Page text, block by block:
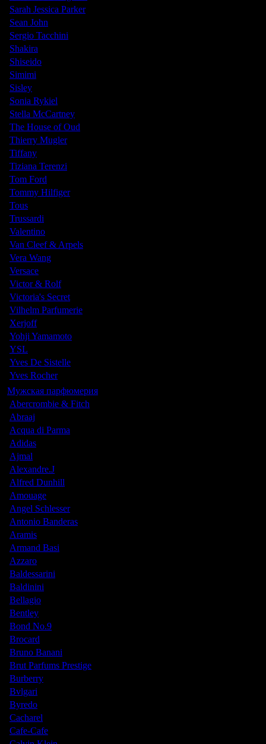
Sarah Jessica Parker
Sean John
Sergio Tacchini
Shakira
Shiseido
Simimi
Sisley
Sonia Rykiel
Stella McCartney
The House of Oud
Thierry Mugler
Tiffany
Tiziana Terenzi
Tom Ford
Tommy Hilfiger
Tous
Trussardi
Valentino
Van Cleef & Arpels
Vera Wang
Versace
Victor & Rolf
Victoria's Secret
Vilhelm Parfumerie
Xerjoff
Yohji Yamamoto
YSL
Yves De Sistelle
Yves Rocher
Мужская парфюмерия
Abercrombie & Fitch
Abraaj
Acqua di Parma
Adidas
Ajmal
Alexandre.J
Alfred Dunhill
Amouage
Angel Schlesser
Antonio Banderas
Aramis
Armand Basi
Azzaro
Baldessarini
Baldinini
Bellagio
Bentley
Bond No.9
Brocard
Bruno Banani
Brut Parfums Prestige
Burberry
Bvlgari
Byredo
Cacharel
Cafe-Cafe